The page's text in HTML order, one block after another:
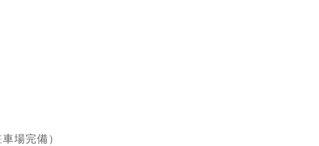
場完備）